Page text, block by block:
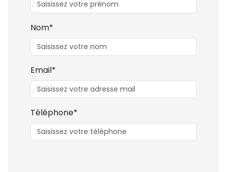
Nom*
Email*
Téléphone*